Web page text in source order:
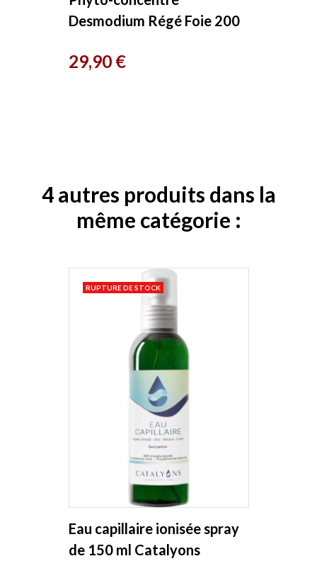
Desmodium Régé Foie 200
Prix
29,90 €
4 autres produits dans la
même catégorie :
Eau capillaire ionisée spray
de 150 ml Catalyons
RUPTURE DE STOCK